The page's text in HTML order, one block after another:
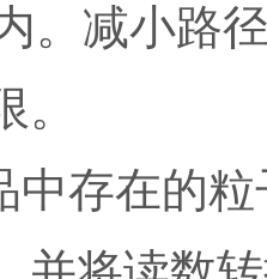
。减小路
中存在的